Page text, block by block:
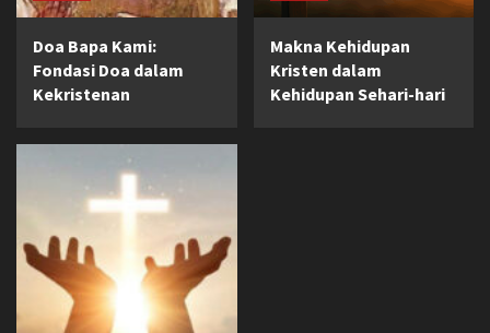
Doa Bapa Kami:
Fondasi Doa dalam
Kekristenan
Makna Kehidupan
Kristen dalam
Kehidupan Sehari-hari